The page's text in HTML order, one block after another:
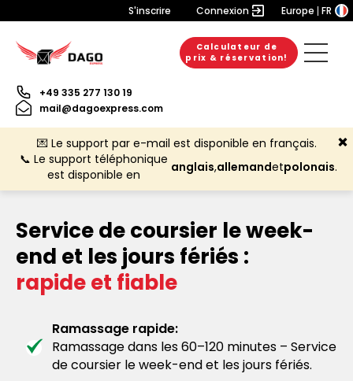
S'inscrire Connexion Europe FR
Calculateur de
prix & réservation!
+49 335 277 130 19
mail@dagoexpress.com
💌 Le support par e-mail est disponible en français.
📞 Le support téléphonique
est disponible en
anglais,allemandetpolonais.
Service de coursier le week-
end et les jours fériés :
rapide et fiable
Ramassage rapide:
Ramassage dans les 60–120 minutes – Service
de coursier le week-end et les jours fériés.